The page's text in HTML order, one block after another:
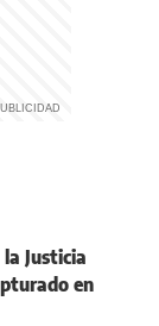
Justicia
en